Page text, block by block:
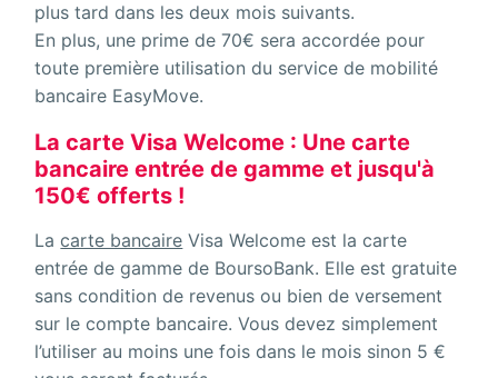
plus tard dans les deux mois suivants.
En plus, une prime de 70€ sera accordée pour
toute première utilisation du service de mobilité
bancaire EasyMove.
La carte Visa Welcome : Une carte
bancaire entrée de gamme et jusqu'à
150€ offerts !
Lacarte bancaire Visa Welcome est la carte
entrée de gamme de BoursoBank. Elle est gratuite
sans condition de revenus ou bien de versement
sur le compte bancaire. Vous devez simplement
l’utiliser au moins une fois dans le mois sinon 5 €